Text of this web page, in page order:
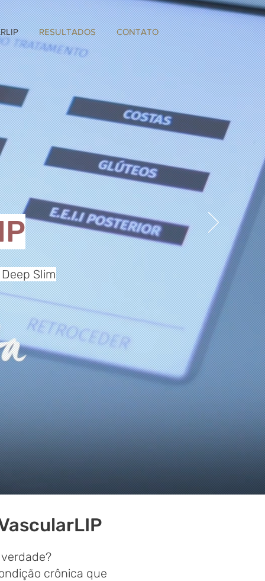
RESULTADOS CONTATO
Slim
crônica que